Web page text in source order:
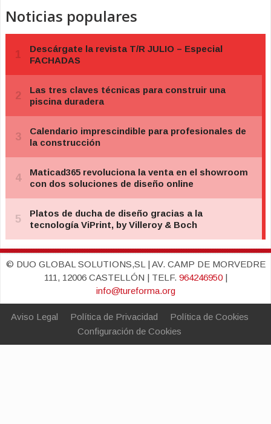
Noticias populares
© DUO GLOBAL SOLUTIONS,SL | AV. CAMP DE MORVEDRE
111, 12006 CASTELLÓN | TELF. 964246950|
info@tureforma.org
Aviso Legal Política de Privacidad
Política de Cookies
Configuración de Cookies